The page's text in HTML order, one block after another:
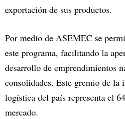
exportación de sus productos.
Por medio de ASEMEC se
este programa, facilitando la
desarrollo de emprendimientos
consolidades. Este gremio de la
logística del país representa el
mercado.